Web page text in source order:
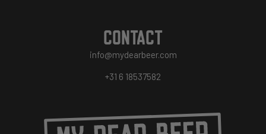
CONTACT
info@mydearbeer.com
+31 6 18537582